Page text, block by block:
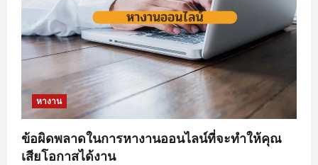
หางาน
ข้อผิดพลาดในการหางานออนไลน์ที่จะทำให้คุณ
เสียโอกาสได้งาน